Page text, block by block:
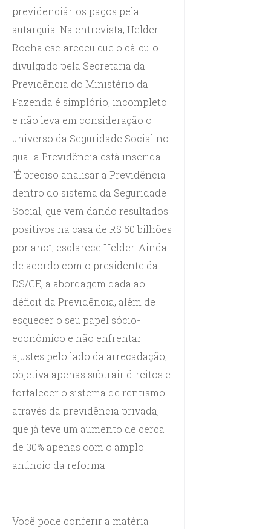
previdenciários pagos pela
autarquia. Na entrevista, Helder
Rocha esclareceu que o cálculo
divulgado pela Secretaria da
Previdência do Ministério da
Fazenda é simplório, incompleto
e não leva em consideração o
universo da Seguridade Social no
qual a Previdência está inserida.
“É preciso analisar a Previdência
dentro do sistema da Seguridade
Social, que vem dando resultados
positivos na casa de R$ 50 bilhões
por ano”, esclarece Helder. Ainda
de acordo com o presidente da
DS/CE, a abordagem dada ao
déficit da Previdência, além de
esquecer o seu papel sócio-
econômico e não enfrentar
ajustes pelo lado da arrecadação,
objetiva apenas subtrair direitos e
fortalecer o sistema de rentismo
através da previdência privada,
que já teve um aumento de cerca
de 30% apenas com o amplo
anúncio da reforma.
Você pode conferir a matéria